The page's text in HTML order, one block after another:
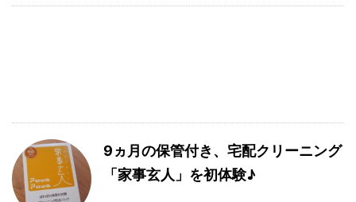
9ヵ月の保管付き、宅配クリーニング
「家事玄人」を初体験♪